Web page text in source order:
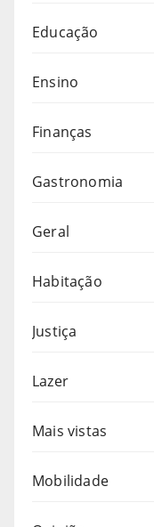
Educação
Ensino
Finanças
Gastronomia
Geral
Habitação
Justiça
Lazer
Mais vistas
Mobilidade